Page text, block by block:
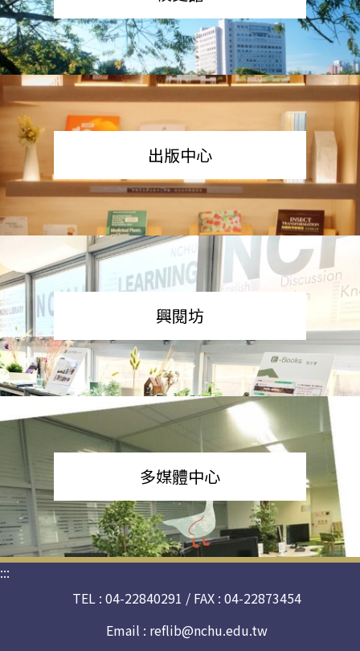
出版中心
興閱坊
多媒體中心
:::
TEL : 04-22840291 / FAX : 04-22873454
Email : reflib@nchu.edu.tw